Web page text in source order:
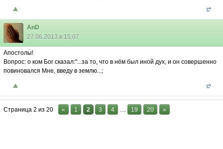
AnD
27.06.2013 в 15:07
Апостолы!
Вопрос: о ком Бог сказал:"...за то, что в нëм был иной дух, и он совершенно
повиновался Мне, введу в землю...;
Страница 2 из 20 « 1 2 3 4 … 19 20 »